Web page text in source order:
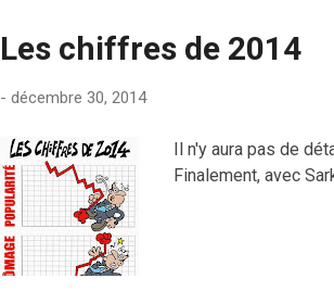
Les chiffres de 2014
- décembre 30, 2014
Il n'y aura pas de
Finalement, avec